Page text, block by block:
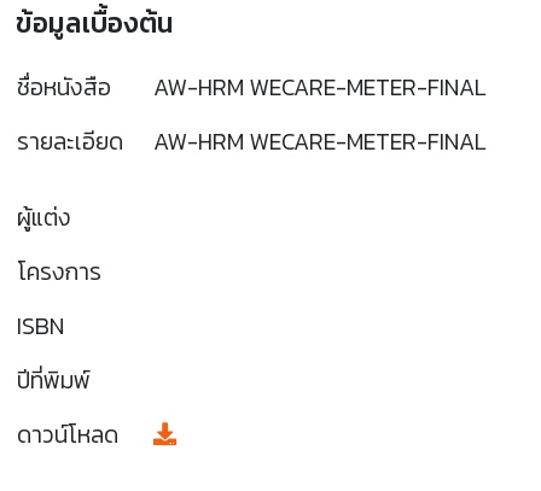
ข้อมูลเบื้องต้น
ชื่อหนังสือ
AW-HRM WECARE-METER-FINAL
รายละเอียด
AW-HRM WECARE-METER-FINAL
ผู้แต่ง
โครงการ
ISBN
ปีที่พิมพ์
ดาวน์โหลด